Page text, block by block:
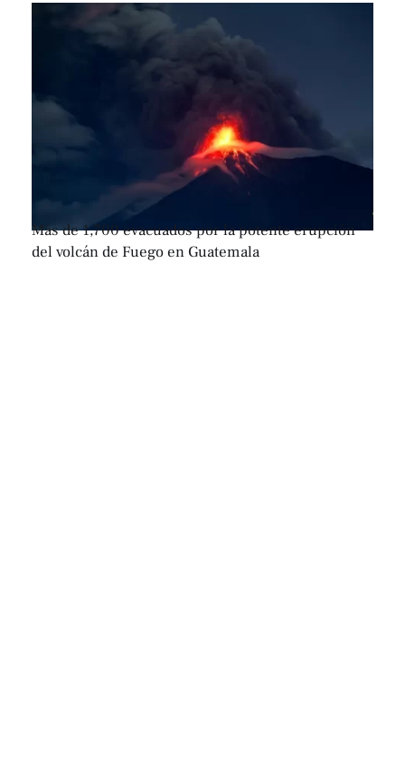
Más de 1,700 evacuados por la potente erupción
del volcán de Fuego en Guatemala